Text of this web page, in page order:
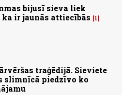
bijusī sieva liek
ka ir jaunās attiecībās
1
traģēdijā. Sieviete
slimnīcā piedzīvo ko